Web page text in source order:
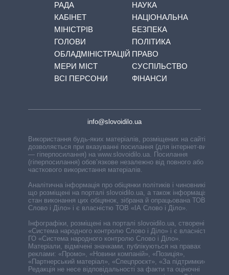
РАДА
КАБІНЕТ
МІНІСТРІВ
ГОЛОВИ
ОБЛАДМІНІСТРАЦІЙ
МЕРИ МІСТ
ВСІ ПЕРСОНИ
НАУКА
НАЦІОНАЛЬНА
БЕЗПЕКА
ПОЛІТИКА
ПРАВО
СУСПІЛЬСТВО
ФІНАНСИ
info@slovoidilo.ua
Використання будь-яких матеріалів, розміщених на сайті,
дозволяється при вказуванні посилання (для інтернет-видань
— гіперпосилання) на www.slovoidilo.ua. Посилання
(гіперпосилання) обов’язкове незалежно від повного або
часткового використання матеріалів.
Аналітична інформація про обіцянки політиків і чиновників,
що розміщені на порталі slovoidilo.ua, а також інформація про
стан виконання цих обіцянок, зібрана й опрацьована ТОВ «ІА
Слово і Діло» і є власністю ТОВ «ІА Слово і Діло».
Інфографіки, розміщені на порталі slovoidilo.ua, створені ГО
«Система народного контролю Слово і Діло» і є власністю
ГО «Система народного контролю Слово і Діло».
Матеріали, відмічені значками, публікуються на правах
реклами: «Промо», «Новини компаній», «Позиція»,
«Партнерський матеріал», «Спецпроєкт», «За підтримки».
Редакція не несе відповідальності за факти та оціночні